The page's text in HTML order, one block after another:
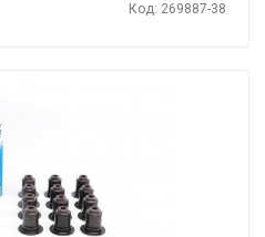
Код: 269887-38